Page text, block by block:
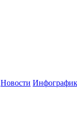
Новости